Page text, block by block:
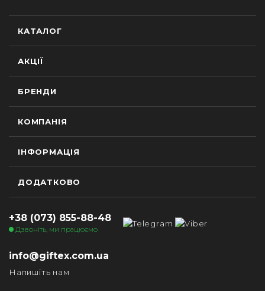
КАТАЛОГ
АКЦІЇ
БРЕНДИ
КОМПАНІЯ
ІНФОРМАЦІЯ
ДОДАТКОВО
+38 (073) 855-88-48
Дзвоніть, ми працюємо
info@giftex.com.ua
Напишіть нам